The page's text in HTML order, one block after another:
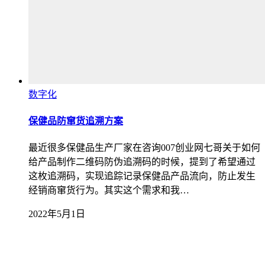
数字化
保健品防窜货追溯方案
最近很多保健品生产厂家在咨询007创业网七哥关于如何
给产品制作二维码防伪追溯码的时候，提到了希望通过
这枚追溯码，实现追踪记录保健品产品流向，防止发生
经销商窜货行为。其实这个需求和我…
2022年5月1日